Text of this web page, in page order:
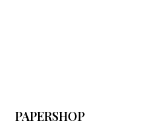
PAPERSHOP